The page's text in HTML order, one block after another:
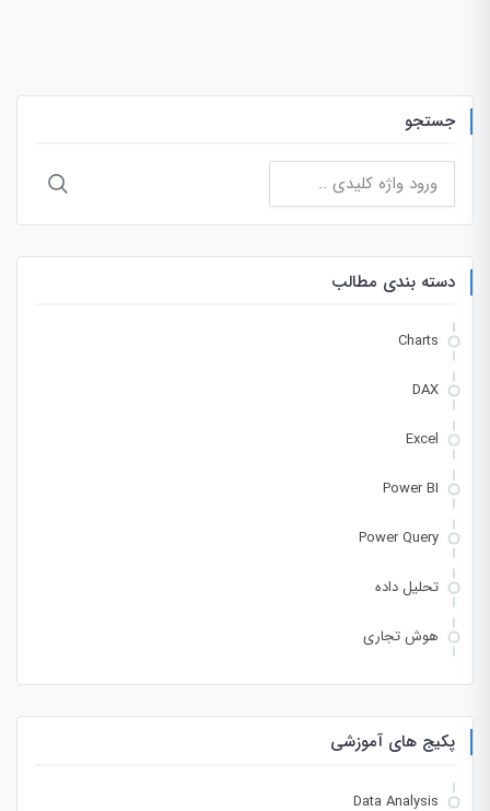
جستجو
جستجو
برای:
دسته بندی مطالب
Charts
DAX
Excel
Power BI
Power Query
تحلیل داده
هوش تجاری
پکیج های آموزشی
Data Analysis